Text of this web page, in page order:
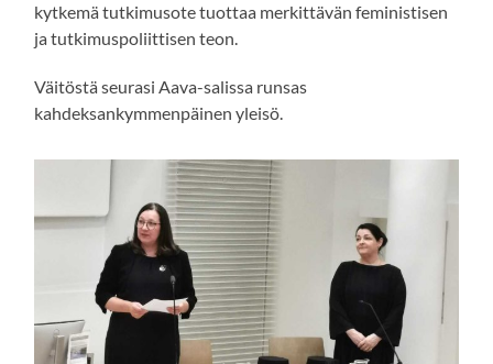
kytkemä tutkimusote tuottaa merkittävän feministisen
ja tutkimuspoliittisen teon.
Väitöstä seurasi Aava-salissa runsas
kahdeksankymmenpäinen yleisö.